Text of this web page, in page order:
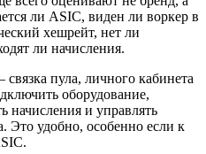
ли ASIC, виден ли воркер в
хешрейт, нет ли
ли начисления.
пула, личного кабинета
оборудование,
начисления и управлять
Это удобно, особенно если к